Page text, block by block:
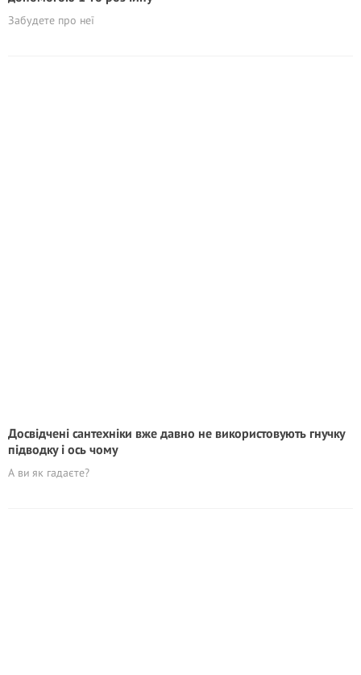
Забудете про неї
Досвідчені сантехніки вже давно не використовують гнучку
підводку і ось чому
А ви як гадаєте?